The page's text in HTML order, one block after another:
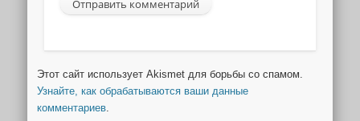
Этот сайт использует Akismet для борьбы со спамом.
Узнайте, как обрабатываются ваши данные
комментариев.